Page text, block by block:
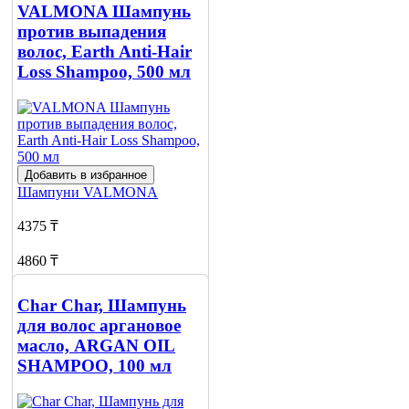
4970 ₸
Нет в наличии
Сообщить
о наличии
VALMONA Шампунь
против выпадения
волос, Earth Anti-Hair
Loss Shampoo, 500 мл
Добавить в избранное
Шампуни VALMONA
4375 ₸
4860 ₸
Сообщить
о наличии
Char Char, Шампунь
для волос аргановое
масло, ARGAN OIL
SHAMPOO, 100 мл